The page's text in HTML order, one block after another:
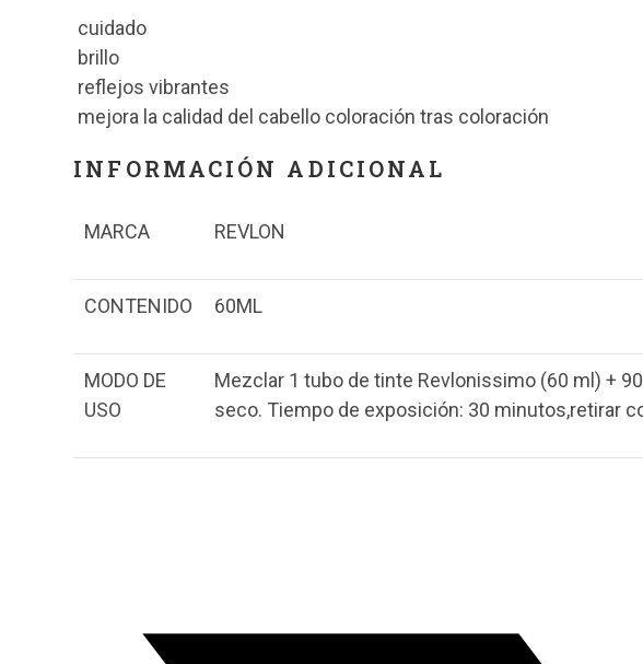
cuidado
brillo
reflejos vibrantes
mejora la calidad del cabello coloración tras coloración
INFORMACIÓN ADICIONAL
MARCA REVLON
CONTENIDO 60ML
MODO DE
USO
Mezclar 1 tubo de tinte Revlonissimo (60 ml) +
seco. Tiempo de exposición: 30 minutos,retirar